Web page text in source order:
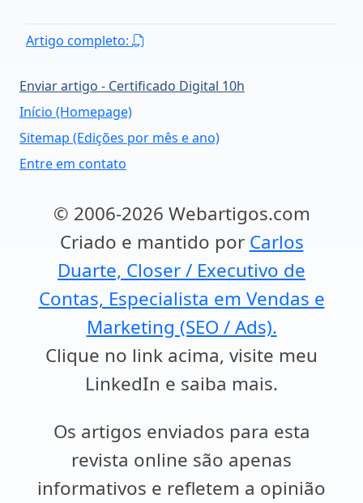
Artigo completo:
Enviar artigo - Certificado Digital 10h
Início (Homepage)
Sitemap (Edições por mês e ano)
Entre em contato
© 2006-2026 Webartigos.com
Criado e mantido por Carlos
Duarte, Closer / Executivo de
Contas, Especialista em Vendas e
Marketing (SEO / Ads).
Clique no link acima, visite meu
LinkedIn e saiba mais.
Os artigos enviados para esta
revista online são apenas
informativos e refletem a opinião